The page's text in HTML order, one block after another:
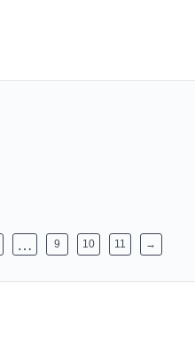
… 9 10 11 →